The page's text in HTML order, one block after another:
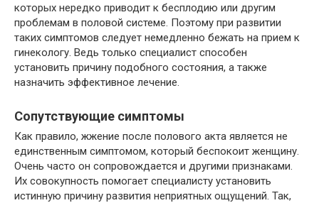
которых нередко приводит к бесплодию или другим
проблемам в половой системе. Поэтому при развитии
таких симптомов следует немедленно бежать на прием к
гинекологу. Ведь только специалист способен
установить причину подобного состояния, а также
назначить эффективное лечение.
Сопутствующие симптомы
Как правило, жжение после полового акта является не
единственным симптомом, который беспокоит женщину.
Очень часто он сопровождается и другими признаками.
Их совокупность помогает специалисту установить
истинную причину развития неприятных ощущений. Так,